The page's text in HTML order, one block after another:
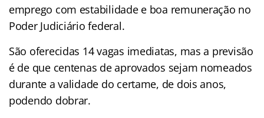
emprego com estabilidade e boa remuneração no
Poder Judiciário federal.
São oferecidas 14 vagas imediatas, mas a previsão
é de que centenas de aprovados sejam nomeados
durante a validade do certame, de dois anos,
podendo dobrar.